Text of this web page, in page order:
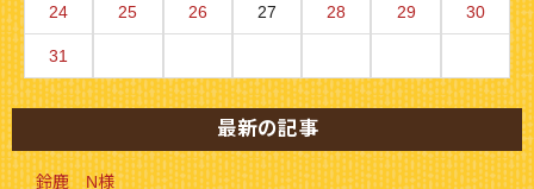
24 25 26 27 28 29 30
31
最新の記事
鈴鹿 N様